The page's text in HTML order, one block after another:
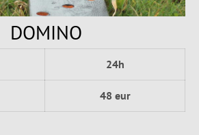
DOMINO
24h
48 eur